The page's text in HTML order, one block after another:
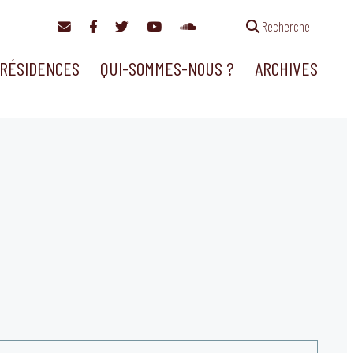
Recherche
RÉSIDENCES QUI-SOMMES-NOUS ? ARCHIVES